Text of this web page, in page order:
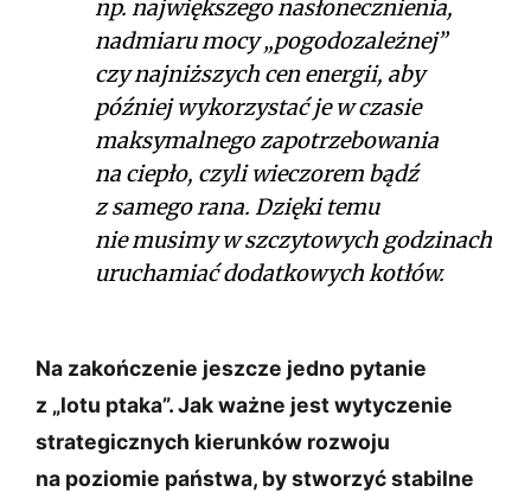
np. największego nasłonecznienia,
nadmiaru mocy „pogodozależnej”
czy najniższych cen energii, aby
później wykorzystać je w czasie
maksymalnego zapotrzebowania
na ciepło, czyli wieczorem bądź
z samego rana. Dzięki temu
nie musimy w szczytowych godzinach
uruchamiać dodatkowych kotłów.
Na zakończenie jeszcze jedno pytanie
z „lotu ptaka”. Jak ważne jest wytyczenie
strategicznych kierunków rozwoju
na poziomie państwa, by stworzyć stabilne